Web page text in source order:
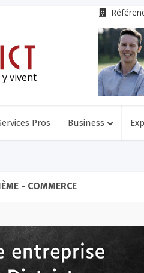
y vivent
Pros Business
- COMMERCE